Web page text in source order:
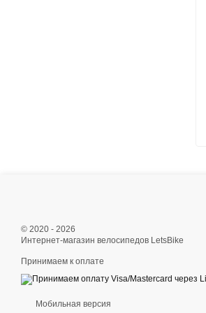
© 2020 - 2026
Интернет-магазин велосипедов LetsBike
Принимаем к оплате
Мобильная версия